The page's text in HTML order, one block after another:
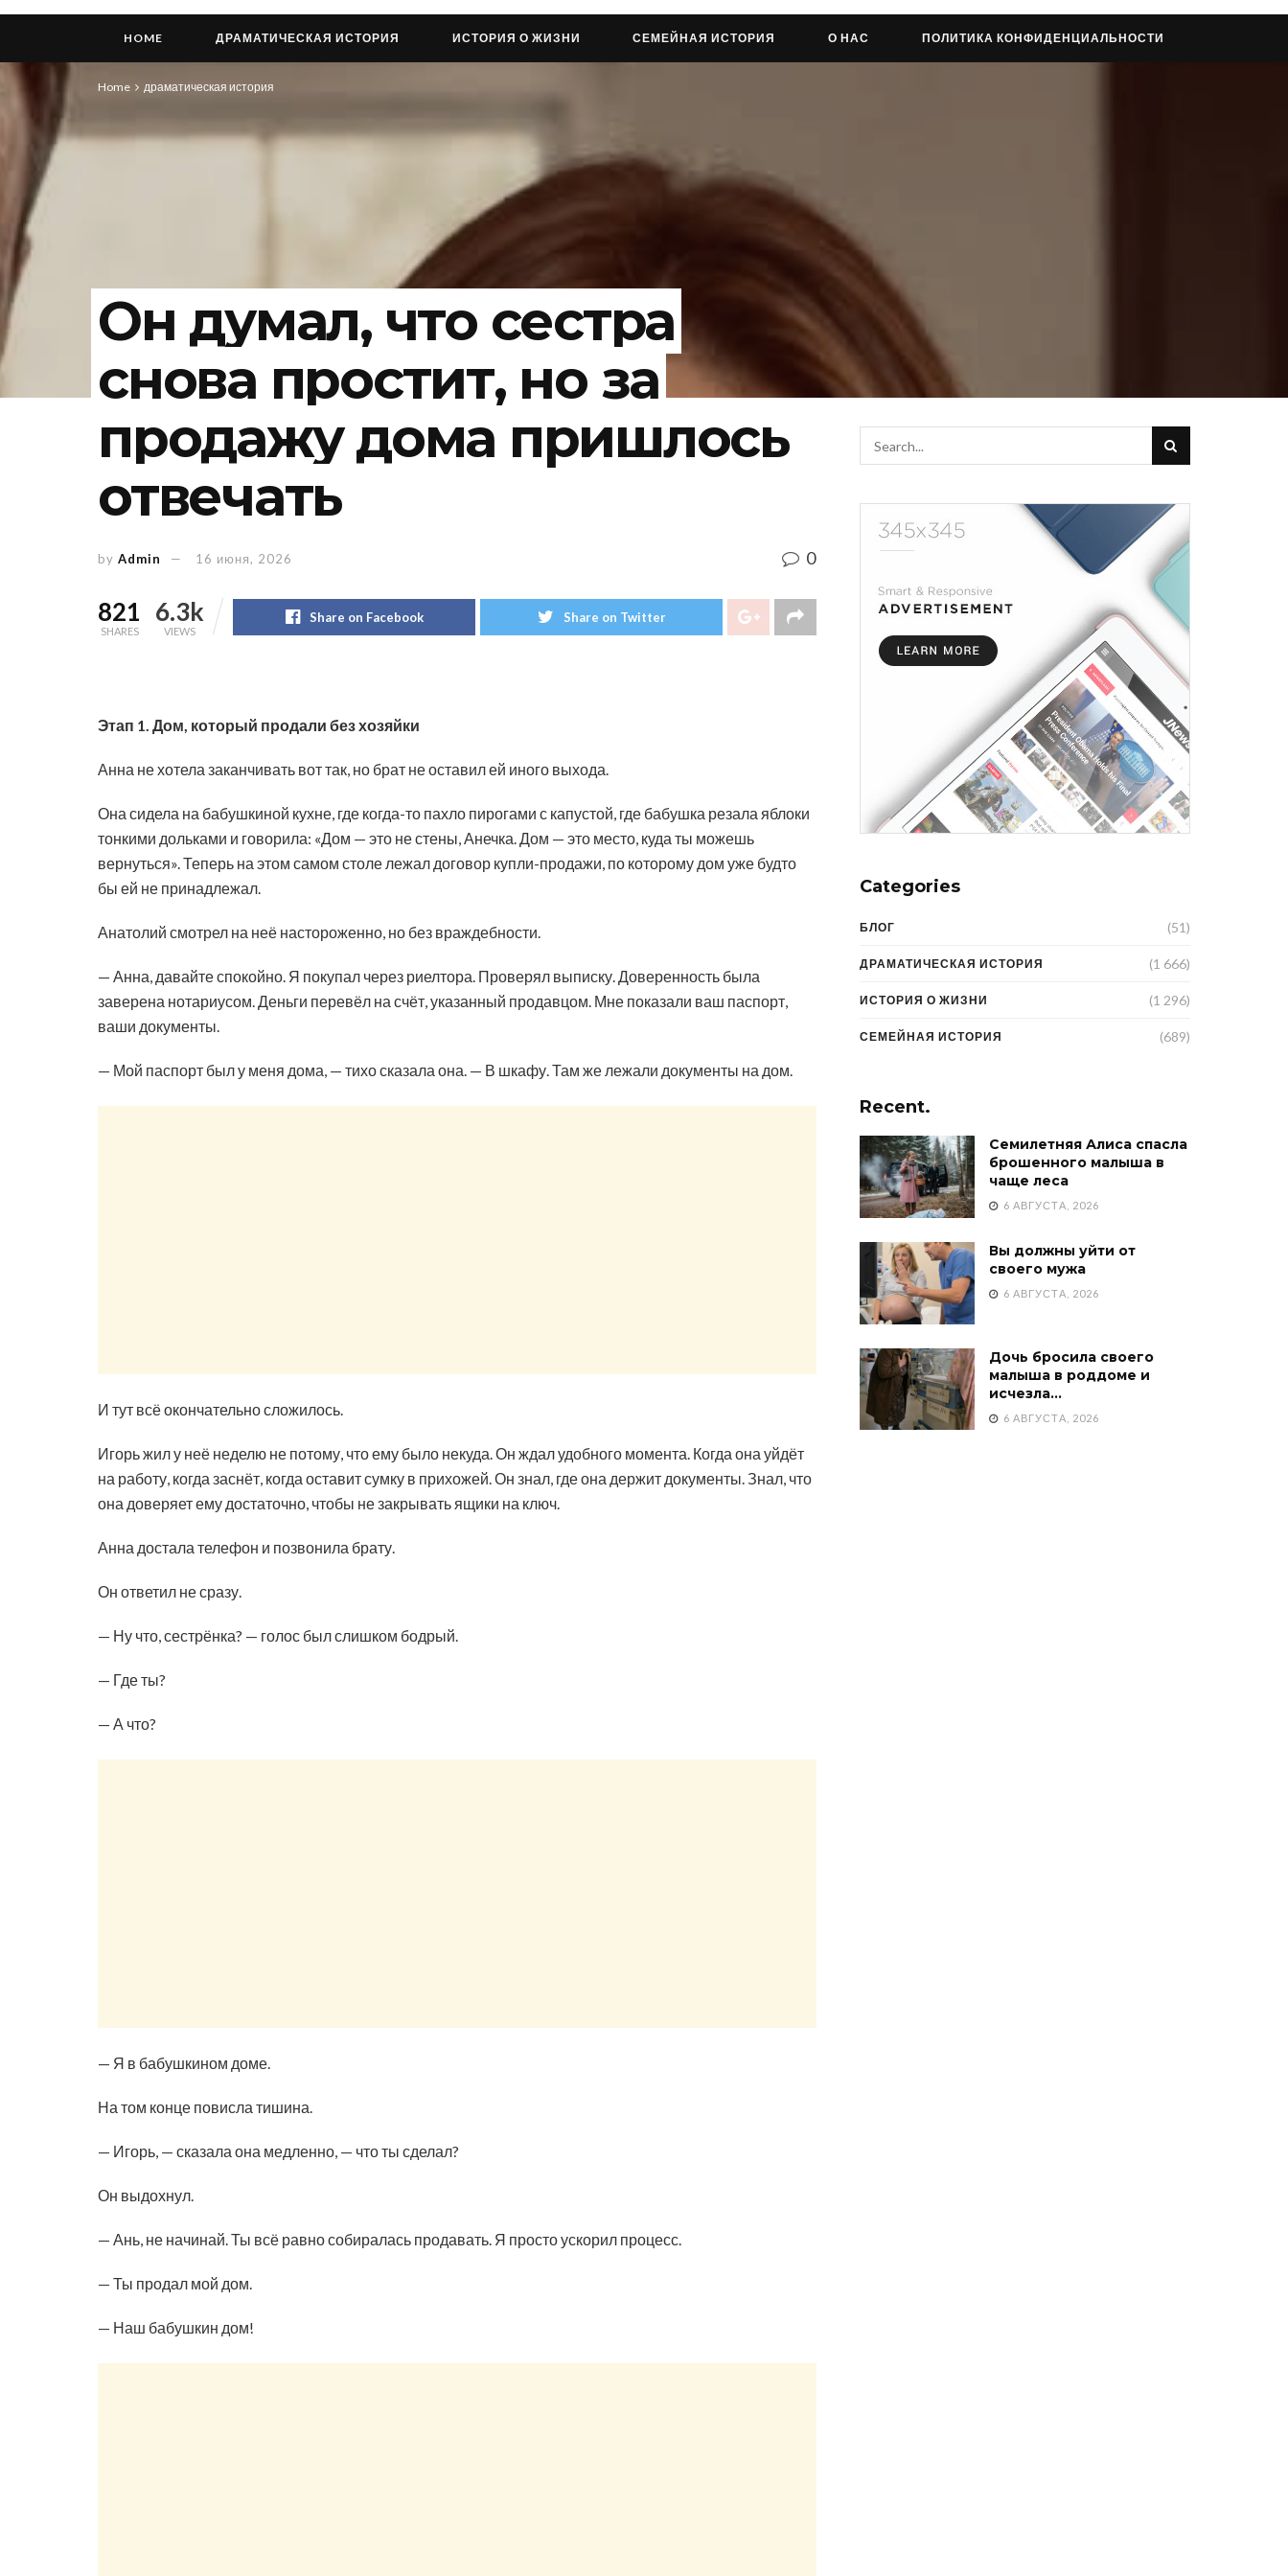
HOME ДРАМАТИЧЕСКАЯ ИСТОРИЯ ИСТОРИЯ О ЖИЗНИ СЕМЕЙНАЯ ИСТОРИЯ О НАС ПОЛИТИКА КОНФИДЕНЦИАЛЬНОСТИ
Home драматическая история
Он думал, что сестра
снова простит, но за
продажу дома пришлось
отвечать
by Admin 16 июня, 2026 0
821
SHARES
6.3k
VIEWS
Share on Facebook Share on Twitter
Этап 1. Дом, который продали без хозяйки
Анна не хотела заканчивать вот так, но брат не оставил ей иного выхода.
Она сидела на бабушкиной кухне, где когда-то пахло пирогами с капустой, где бабушка резала яблоки
тонкими дольками и говорила: «Дом — это не стены, Анечка. Дом — это место, куда ты можешь
вернуться». Теперь на этом самом столе лежал договор купли-продажи, по которому дом уже будто
бы ей не принадлежал.
Анатолий смотрел на неё настороженно, но без враждебности.
— Анна, давайте спокойно. Я покупал через риелтора. Проверял выписку. Доверенность была
заверена нотариусом. Деньги перевёл на счёт, указанный продавцом. Мне показали ваш паспорт,
ваши документы.
— Мой паспорт был у меня дома, — тихо сказала она. — В шкафу. Там же лежали документы на дом.
И тут всё окончательно сложилось.
Игорь жил у неё неделю не потому, что ему было некуда. Он ждал удобного момента. Когда она уйдёт
на работу, когда заснёт, когда оставит сумку в прихожей. Он знал, где она держит документы. Знал, что
она доверяет ему достаточно, чтобы не закрывать ящики на ключ.
Анна достала телефон и позвонила брату.
Он ответил не сразу.
— Ну что, сестрёнка? — голос был слишком бодрый.
— Где ты?
— А что?
— Я в бабушкином доме.
На том конце повисла тишина.
— Игорь, — сказала она медленно, — что ты сделал?
Он выдохнул.
— Ань, не начинай. Ты всё равно собиралась продавать. Я просто ускорил процесс.
— Ты продал мой дом.
— Наш бабушкин дом!
Categories
БЛОГ (51)
ДРАМАТИЧЕСКАЯ ИСТОРИЯ (1 666)
ИСТОРИЯ О ЖИЗНИ (1 296)
СЕМЕЙНАЯ ИСТОРИЯ (689)
Recent.
Семилетняя Алиса спасла
брошенного малыша в
чаще леса
6 АВГУСТА, 2026
Вы должны уйти от
своего мужа
6 АВГУСТА, 2026
Дочь бросила своего
малыша в роддоме и
исчезла…
6 АВГУСТА, 2026